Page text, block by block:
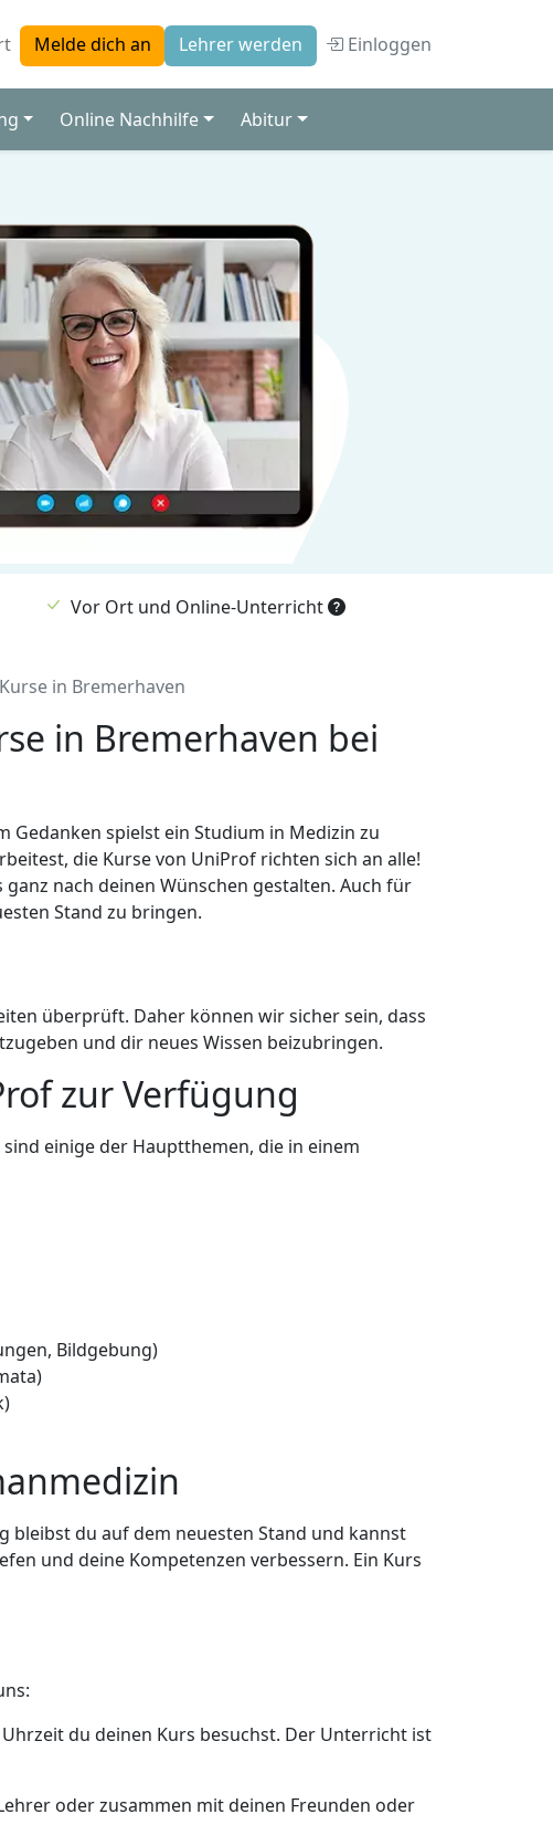
Melde dich an Lehrer werden Einloggen
Online Nachhilfe Abitur
Vor Ort und Online-Unterricht
in Bremerhaven
in Bremerhaven bei
Gedanken spielst ein Studium in Medizin zu
die Kurse von UniProf richten sich an alle!
nach deinen Wünschen gestalten. Auch für
Stand zu bringen.
überprüft. Daher können wir sicher sein, dass
und dir neues Wissen beizubringen.
zur Verfügung
einige der Hauptthemen, die in einem
Bildgebung)
bleibst du auf dem neuesten Stand und kannst
und deine Kompetenzen verbessern. Ein Kurs
du deinen Kurs besuchst. Der Unterricht ist
oder zusammen mit deinen Freunden oder